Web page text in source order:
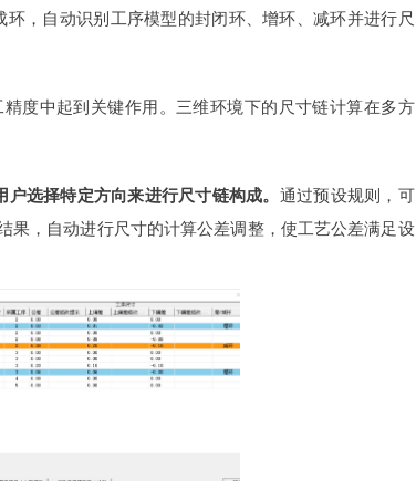
，自动识别工序模型的封闭环、增环、减环并进行尺
度中起到关键作用。三维环境下的尺寸链计算在多方
选择特定方向来进行尺寸链构成。 通过预设规则，可
果，自动进行尺寸的计算公差调整，使工艺公差满足设